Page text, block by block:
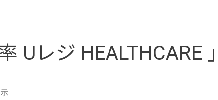
Uレジ HEALTHCARE